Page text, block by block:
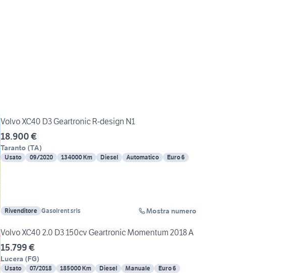
Volvo XC40 D3 Geartronic R-design N1
18.900 €
Taranto (TA)
Usato 09/2020 134000 Km Diesel Automatico Euro 6
Rivenditore Gasolrent srls Mostra numero
Volvo XC40 2.0 D3 150cv Geartronic Momentum 2018 A
15.799 €
Lucera (FG)
Usato 07/2018 185000 Km Diesel Manuale Euro 6